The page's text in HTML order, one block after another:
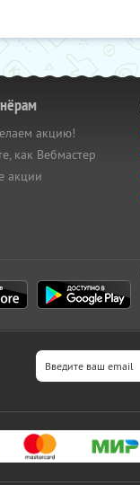
акцию!
как Вебмастер
акции